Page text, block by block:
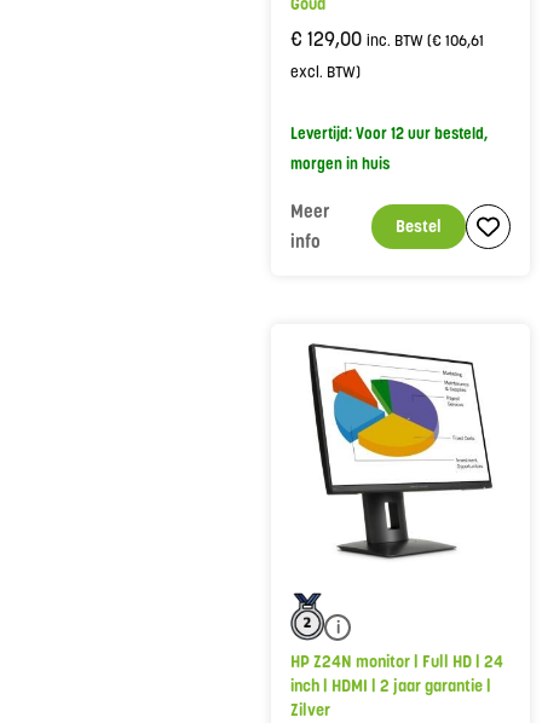
€ 129,00 inc. BTW (€106,61
excl. BTW)
Levertijd: Voor 12 uur besteld,
morgen in huis
Bestel
Meer
info
i
HP Z24N monitor | Full HD | 24
inch | HDMI | 2 jaar garantie |
Zilver